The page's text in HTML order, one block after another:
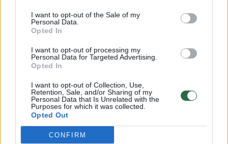
I want to opt-out of the Sale of my
Personal Data.
Opted In
I want to opt-out of processing my
Personal Data for Targeted Advertising.
Opted In
I want to opt-out of Collection, Use,
Retention, Sale, and/or Sharing of my
Personal Data that Is Unrelated with the
Purposes for which it was collected.
Opted Out
CONFIRM
00:00:59
Nufilmavo, kaip patvino Vilniaus Vakarinis aplinkkelis:
vaizdas pribloškia
Žinios | Lietuvos diena
V. Zalužno pasisakymą laiko bandymu įsitvirtinti
Ukrainos politikoje: jis yra neteisus
Laidos | Nauja diena